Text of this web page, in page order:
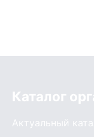
Каталог
Актуальный